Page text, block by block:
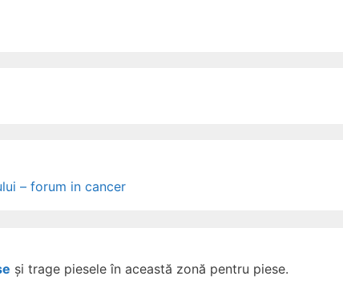
– forum in cancer
și trage piesele în această zonă pentru piese.